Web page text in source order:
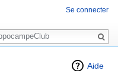
Aide
Se connecter